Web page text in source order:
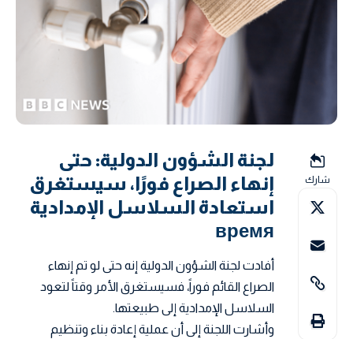
شارك
لجنة الشؤون الدولية: حتى
إنهاء الصراع فورًا، سيستغرق
استعادة السلاسل الإمدادية
время
أفادت لجنة الشؤون الدولية إنه حتى لو تم إنهاء
الصراع القائم فوراً، فسيستغرق الأمر وقتاً لتعود
السلاسل الإمدادية إلى طبيعتها.
وأشارت اللجنة إلى أن عملية إعادة بناء وتنظيم